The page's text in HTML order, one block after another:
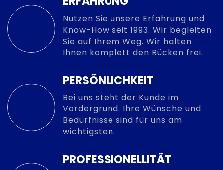
Nutzen Sie unsere Erfahrung und
Know-How seit 1993. Wir begleiten
Sie auf Ihrem Weg. Wir halten
Ihnen komplett den Rücken frei.
PERSÖNLICHKEIT
Bei uns steht der Kunde im
Vordergrund. Ihre Wünsche und
Bedürfnisse sind für uns am
wichtigsten.
PROFESSIONELLITÄT